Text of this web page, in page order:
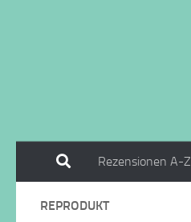
Rezensionen A-Z
REPRODUKT